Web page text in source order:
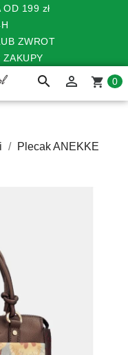
OD 199 zł
ZWROT
ZAKUPY
search  shopping_cart 0
Plecak ANEKKE